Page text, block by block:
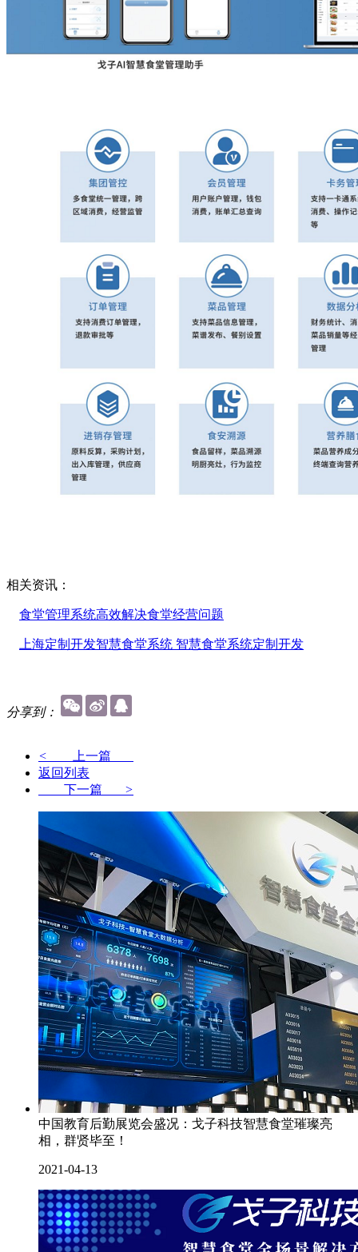
相关资讯：
食堂管理系统高效解决食堂经营问题
上海定制开发智慧食堂系统 智慧食堂系统定制开发
分享到：
< 上一篇
返回列表
下一篇 >
中国教育后勤展览会盛况：戈子科技智慧食堂璀璨亮
相，群贤毕至！
2021-04-13